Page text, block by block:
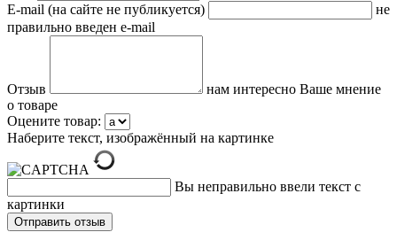
E-mail (на сайте не публикуется)
не
правильно введен e-mail
Отзыв
нам интересно Ваше мнение
о товаре
Оцените товар:
Наберите текст, изображённый на картинке
Вы неправильно ввели текст с
картинки